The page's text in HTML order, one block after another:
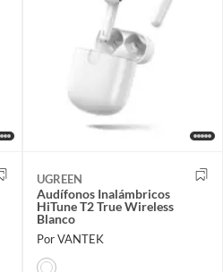
UGREEN
Audífonos Inalámbricos
HiTune T2 True Wireless
Blanco
Por VANTEK